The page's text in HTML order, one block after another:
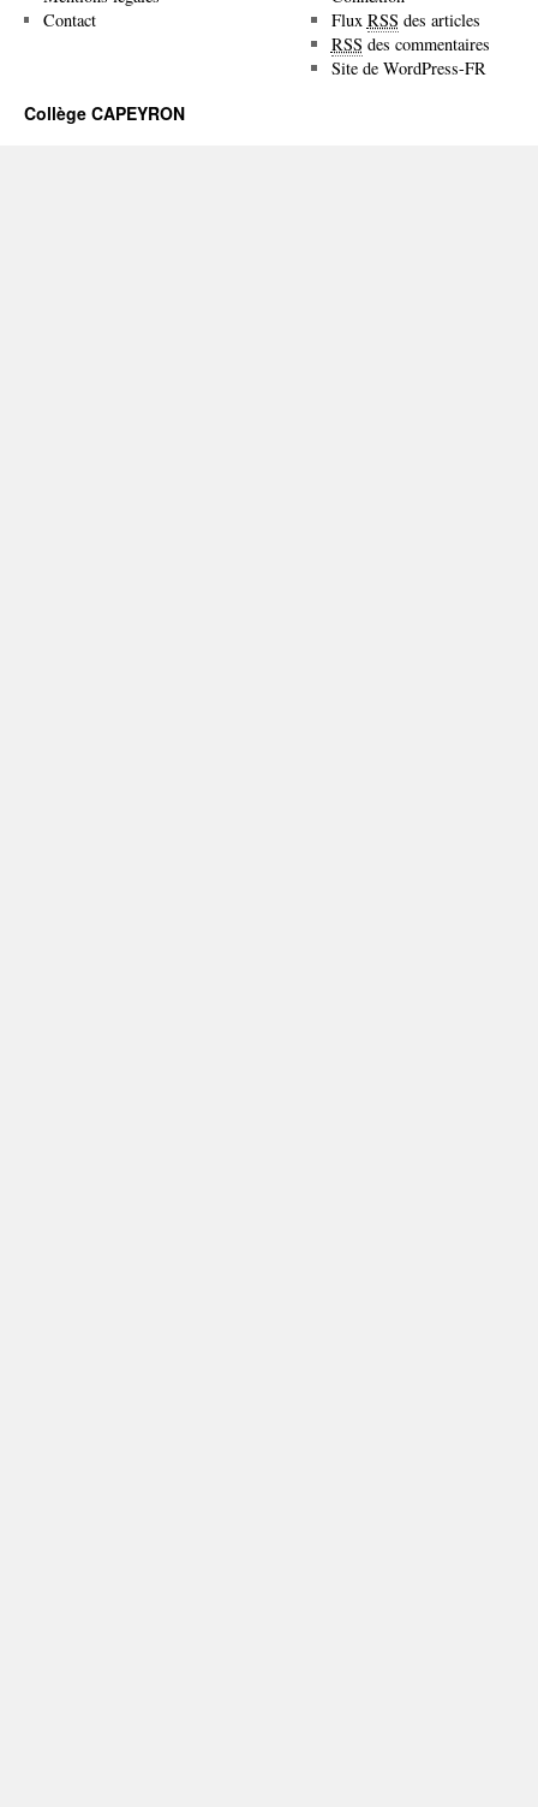
Contact
Flux RSS des articles
RSS des commentaires
Site de WordPress-FR
Collège CAPEYRON